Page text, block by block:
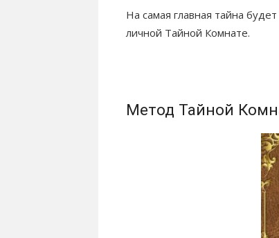
На самая главная тайна
личной Тайной Комнате.
Метод Тайной